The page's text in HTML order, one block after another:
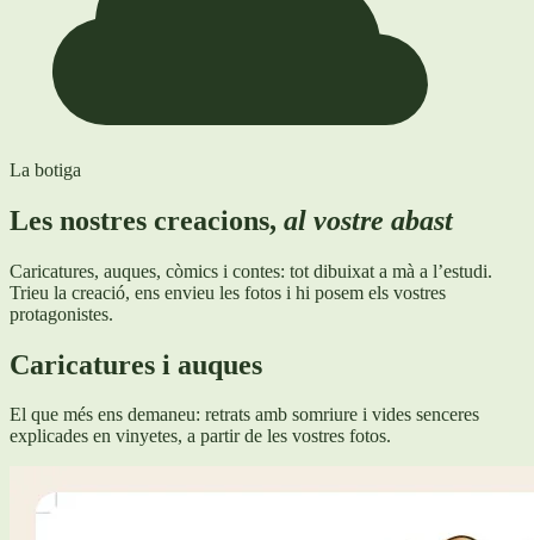
La botiga
Les nostres creacions, al vostre abast
Caricatures, auques, còmics i contes: tot dibuixat a mà a l’estudi.
Trieu la creació, ens envieu les fotos i hi posem els vostres
protagonistes.
Caricatures i auques
El que més ens demaneu: retrats amb somriure i vides senceres
explicades en vinyetes, a partir de les vostres fotos.